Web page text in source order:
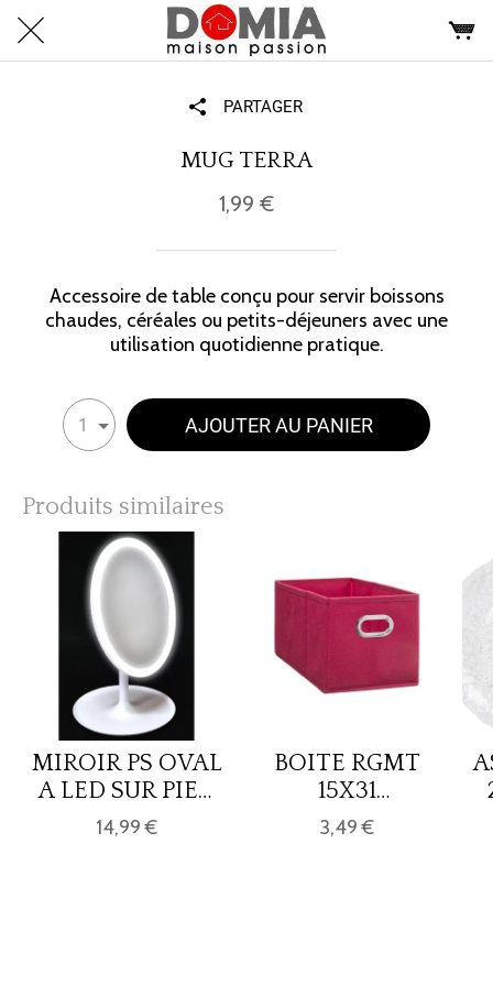
PARTAGER
MUG TERRA
1,99 €
Accessoire de table conçu pour servir boissons
chaudes, céréales ou petits-déjeuners avec une
utilisation quotidienne pratique.
1 AJOUTER AU PANIER
Produits similaires
MIROIR PS OVAL
A LED SUR PIED
- BLANC
14,99 €
BOITE RGMT
15X31
FRAMBOISE
3,49 €